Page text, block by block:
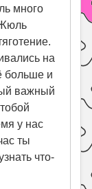
много
Жюль
на
больше и
важный
у нас
ты
что-